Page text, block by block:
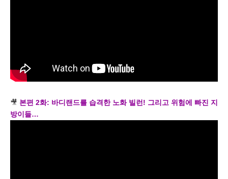
🎥 본편 2화: 바디랜드를 습격한 노화 빌런! 그리고 위험에 빠진 지
방이들…